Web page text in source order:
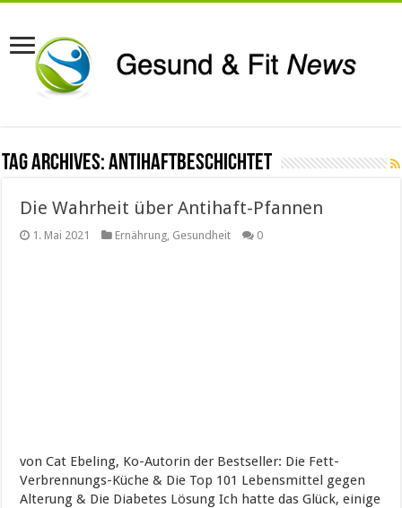
Tag Archives:antihaftbeschichtet
Die Wahrheit über Antihaft-Pfannen
1. Mai 2021 Ernährung Gesundheit 0
von Cat Ebeling, Ko-Autorin der Bestseller: Die Fett-
Verbrennungs-Küche & Die Top 101 Lebensmittel gegen
Alterung & Die Diabetes Lösung Ich hatte das Glück, einige